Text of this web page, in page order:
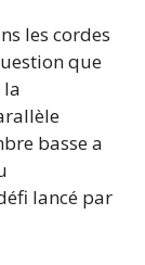
les cordes
que
la
basse a
lancé par